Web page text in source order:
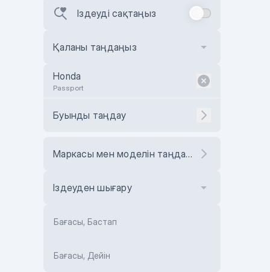
Іздеуді сақтаңыз
Қаланы таңдаңыз
Honda
Passport
Буынды таңдау
Маркасы мен моделін таңдаңыз
Іздеуден шығару
Бағасы, Бастап
Бағасы, Дейін